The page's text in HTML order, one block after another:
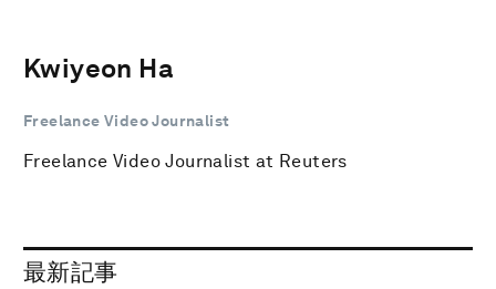
Kwiyeon Ha
Freelance Video Journalist
Freelance Video Journalist at Reuters
最新記事